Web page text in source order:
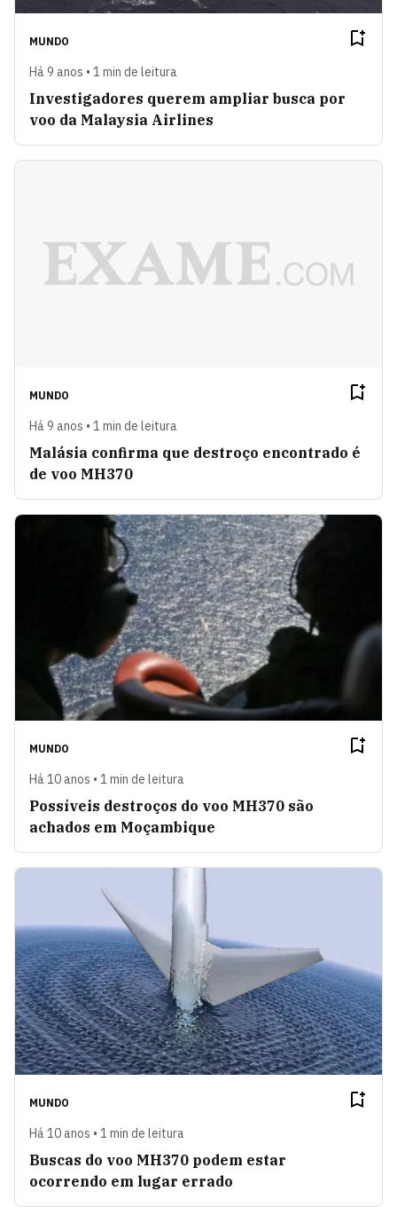
MUNDO
Há 9 anos • 1 min de leitura
Investigadores querem ampliar busca por
voo da Malaysia Airlines
MUNDO
Há 9 anos • 1 min de leitura
Malásia confirma que destroço encontrado é
de voo MH370
MUNDO
Há 10 anos • 1 min de leitura
Possíveis destroços do voo MH370 são
achados em Moçambique
MUNDO
Há 10 anos • 1 min de leitura
Buscas do voo MH370 podem estar
ocorrendo em lugar errado